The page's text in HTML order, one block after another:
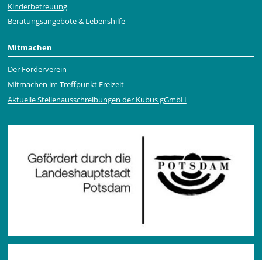
Kinderbetreuung
Beratungsangebote & Lebenshilfe
Mitmachen
Der Förderverein
Mitmachen im Treffpunkt Freizeit
Aktuelle Stellen­ausschrei­bungen der Kubus gGmbH